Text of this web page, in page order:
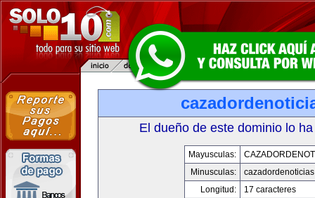
El dueño de este dominio lo
Mayusculas:
Minusculas:
Longitud:
17 caracteres